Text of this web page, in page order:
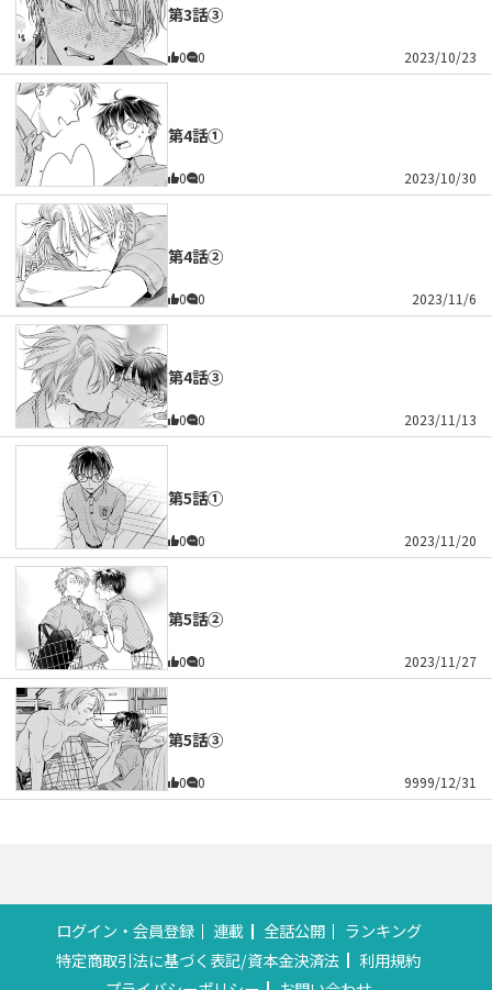
第3話③
0 0 2023/10/23
第4話①
0 0 2023/10/30
第4話②
0 0 2023/11/6
第4話③
0 0 2023/11/13
第5話①
0 0 2023/11/20
第5話②
0 0 2023/11/27
第5話③
0 0 9999/12/31
ログイン・会員登録 連載 全話公開
ランキング
特定商取引法に基づく表記/資本金決済法
利用規約